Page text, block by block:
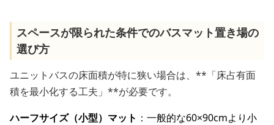
スペースが限られた条件でのバスマット置き場の
選び方
ユニットバスの床面積が特に狭い場合は、**「床占有面
積を最小化する工夫」**が必要です。
ハーフサイズ（小型）マット ：一般的な60×90cmより小